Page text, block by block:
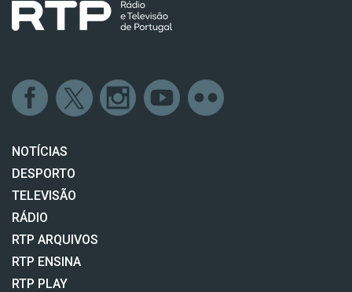
NOTÍCIAS
DESPORTO
TELEVISÃO
RÁDIO
RTP ARQUIVOS
RTP ENSINA
RTP PLAY